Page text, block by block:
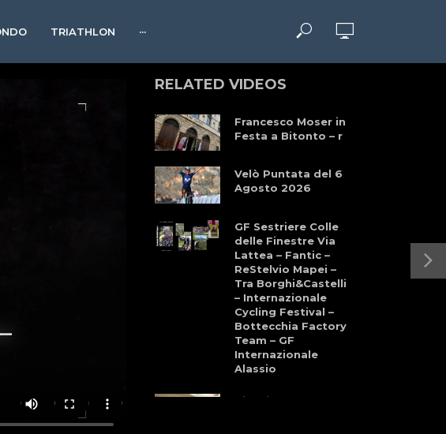
TRIATHLON ···
RELATED VIDEOS
Francesco Moser in
Festa a Bitonto – r
Velò Puntata del 6
Agosto 2026
GF Sestriere Colle
delle Finestre Via
Lattea – Fantic –
ReStelvio Mapei –
Tra Borghi&Castelli
– Internazionale
Cycling Festival –
Bottecchia Factory
Team – GF
Internazionale
Alassio
Cinelli –